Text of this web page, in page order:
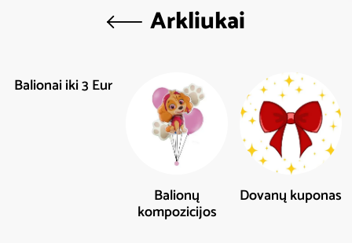
Arkliukai
Balionai iki 3 Eur
Balionų
kompozicijos
Dovanų kuponas